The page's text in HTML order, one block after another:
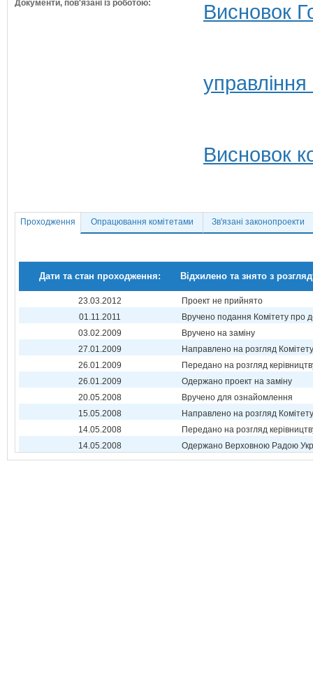
Документи, пов'язані із роботою: Висновок
Висновок
Проходження Опрацювання комітетами Зв'язані законопроекти
Дати та стан проходження: Відхилено та знято з
23.03.2012
Проект не прийнято
01.11.2011
Вручено подання Комітету про
03.02.2009
Вручено на заміну
27.01.2009
Направлено на розгляд Комітету
26.01.2009
Передано на розгляд
26.01.2009
Одержано проект на заміну
20.05.2008
Вручено для ознайомлення
15.05.2008
Направлено на розгляд Комітету
14.05.2008
Передано на розгляд
14.05.2008
Одержано Верховною Радою